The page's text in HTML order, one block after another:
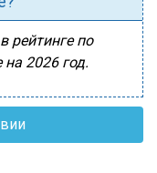
рейтинге по
2026 год.